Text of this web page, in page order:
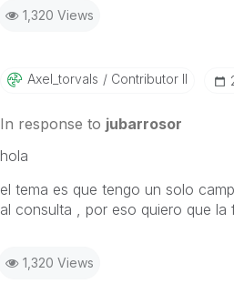
1,320 Views
Axel_torvals Contributor II
In response to jubarrosor
hola
el tema es que tengo un solo
al consulta , por eso quiero que
1,320 Views